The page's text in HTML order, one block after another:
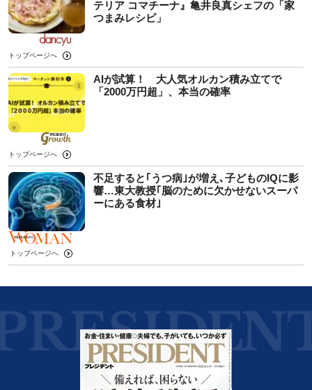
テリア コマチーナ』亀井良真シェフの「家
つまみレシピ」
トップページへ
AIが試算！ 大人気オルカン積み立てで
「2000万円超」、本当の確率
トップページへ
不足すると｢うつ病｣が増え､子どものIQに影
響…東大教授｢脳のために欠かせないスーパ
ーにある食材｣
トップページへ